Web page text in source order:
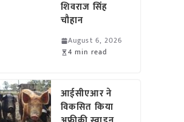
शिवराज सिंह
चौहान
August 6, 2026
4 min read
आईसीएआर ने
विकसित किया